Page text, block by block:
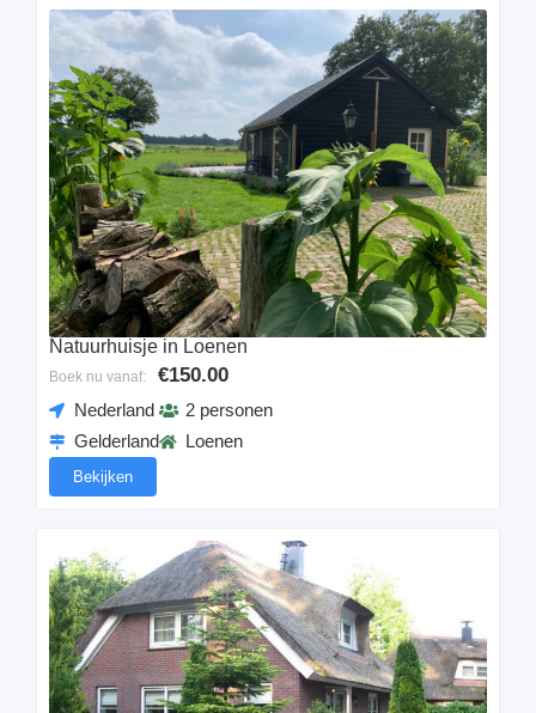
Natuurhuisje in Loenen
Boek nu vanaf: €150.00
Nederland
Gelderland
2 personen
Loenen
Bekijken